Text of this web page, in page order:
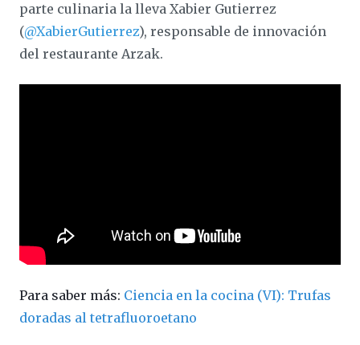
parte culinaria la lleva Xabier Gutierrez
(@XabierGutierrez), responsable de innovación
del restaurante Arzak.
Para saber más: Ciencia en la cocina (VI): Trufas
doradas al tetrafluoroetano